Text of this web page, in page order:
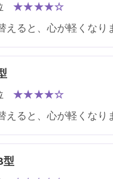
★★★★☆
えると、心が軽くなり
★★★★☆
えると、心が軽くなり
型